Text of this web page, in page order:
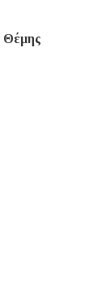
Θέμης